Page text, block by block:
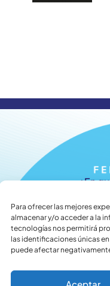
Para ofrecer las mejores
almacenar y/o acceder a la
tecnologías nos permitirá
las identificaciones únicas
puede afectar
Aceptar
¿En